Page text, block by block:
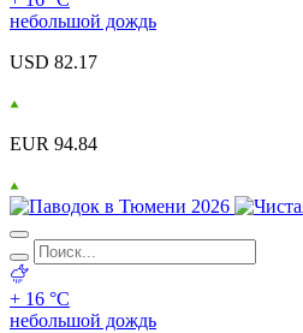
небольшой дождь
USD 82.17
EUR 94.84
+ 16 °С
небольшой дождь